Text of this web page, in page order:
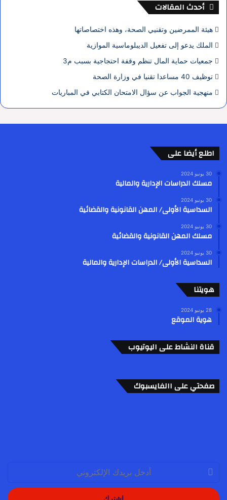
أحدث المقالات
هيئة الممرضين وتقنيي الصحة، وهذه اختصاصاتها
الملك يدعو إلى تفعيل الديبلوماسية الموازية
جمعيات حماية المال تنظم وقفة احتجاجية بسبب م3
توظيف 40 مساعدا تقنيا في وزارة الصحة
منهجية الجواب عن سؤال الامتحان الكتابي في المباريات
اطلع أيضا على
30 يونيو 2024
مسلك الدراسات الإدارية والمالية
30 يونيو 2024
السداسية الأولى/ المهن القانونية والقضائية
30 يونيو 2024
مسلك المهن القانونية والقضائية
30 يونيو 2024
السداسية الأولى/ الدراسات الإدارية والمالية
هويتنا
28 يونيو 2024
هوية الموقع
قناة النشاط على اليوتيوب
صفحتي على االفايسبوك
أدخل
بريدك
الإلكتروني